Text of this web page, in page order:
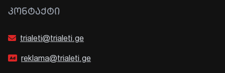
ᲙᲝᲜᲢᲐᲥᲢᲘ
trialeti@trialeti.ge
reklama@trialeti.ge